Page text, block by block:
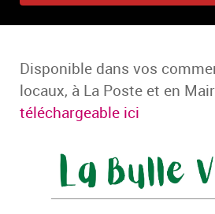
Disponible dans vos
locaux, à La Poste et en
téléchargeable ici